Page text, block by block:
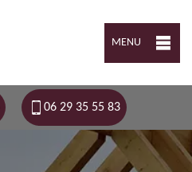
MENU
06 29 35 55 83